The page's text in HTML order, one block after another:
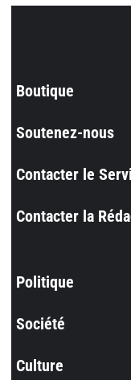
Boutique
Soutenez-nous
Contacter le
Contacter la
Politique
Société
Culture